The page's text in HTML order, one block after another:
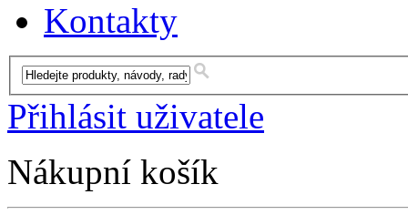
Kontakty
Přihlásit uživatele
Nákupní košík